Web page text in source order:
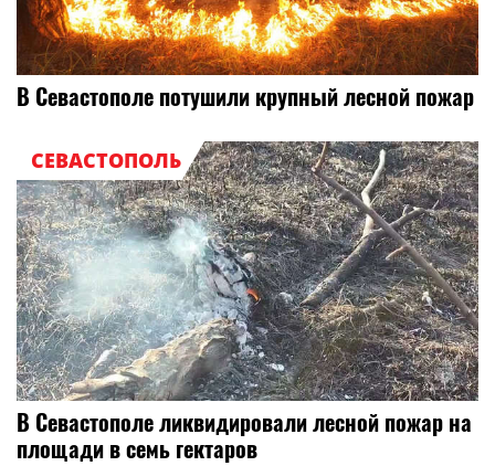
В Севастополе потушили крупный лесной пожар
СЕВАСТОПОЛЬ
В Севастополе ликвидировали лесной пожар на
площади в семь гектаров